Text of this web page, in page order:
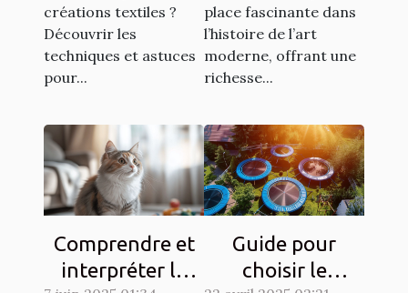
créations textiles ?
Découvrir les
techniques et astuces
pour...
place fascinante dans
l’histoire de l’art
moderne, offrant une
richesse...
Comprendre et
interpréter le
Guide pour
choisir le